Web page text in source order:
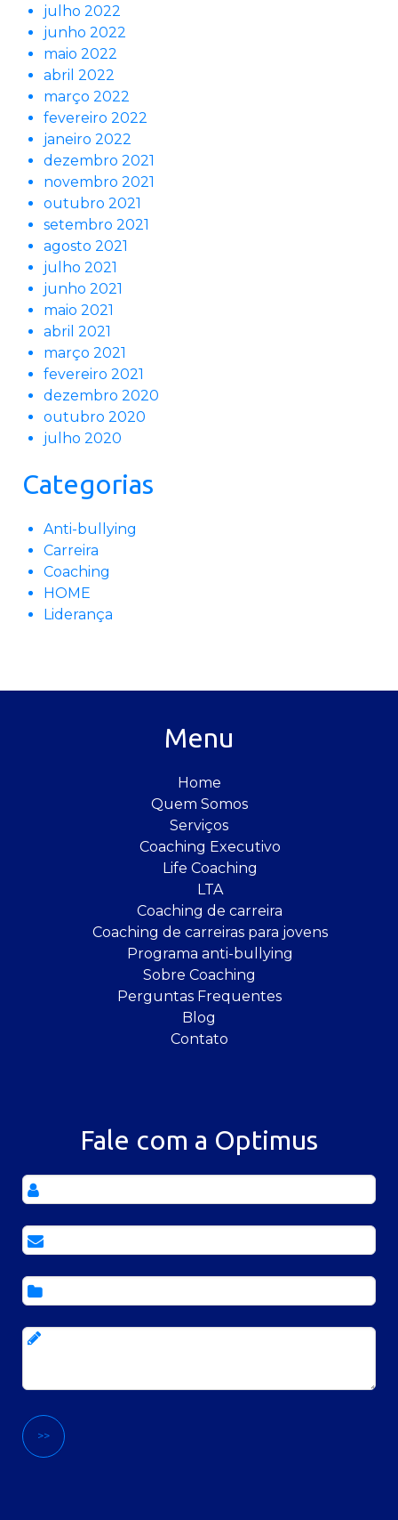
julho 2022
junho 2022
maio 2022
abril 2022
março 2022
fevereiro 2022
janeiro 2022
dezembro 2021
novembro 2021
outubro 2021
setembro 2021
agosto 2021
julho 2021
junho 2021
maio 2021
abril 2021
março 2021
fevereiro 2021
dezembro 2020
outubro 2020
julho 2020
Categorias
Anti-bullying
Carreira
Coaching
HOME
Liderança
Menu
Home
Quem Somos
Serviços
Coaching Executivo
Life Coaching
LTA
Coaching de carreira
Coaching de carreiras para jovens
Programa anti-bullying
Sobre Coaching
Perguntas Frequentes
Blog
Contato
Fale com a Optimus